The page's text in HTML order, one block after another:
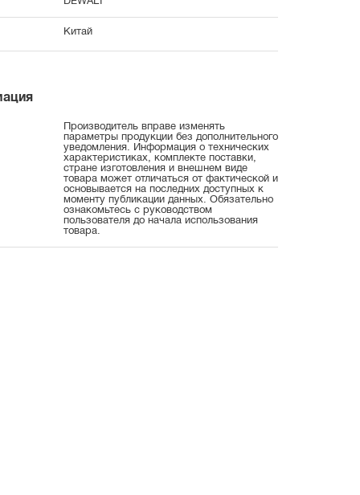
Китай
Производитель вправе изменять
параметры продукции без дополнительного
уведомления. Информация о технических
характеристиках, комплекте поставки,
стране изготовления и внешнем виде
товара может отличаться от фактической и
основывается на последних доступных к
моменту публикации данных. Обязательно
ознакомьтесь с руководством
пользователя до начала использования
товара.